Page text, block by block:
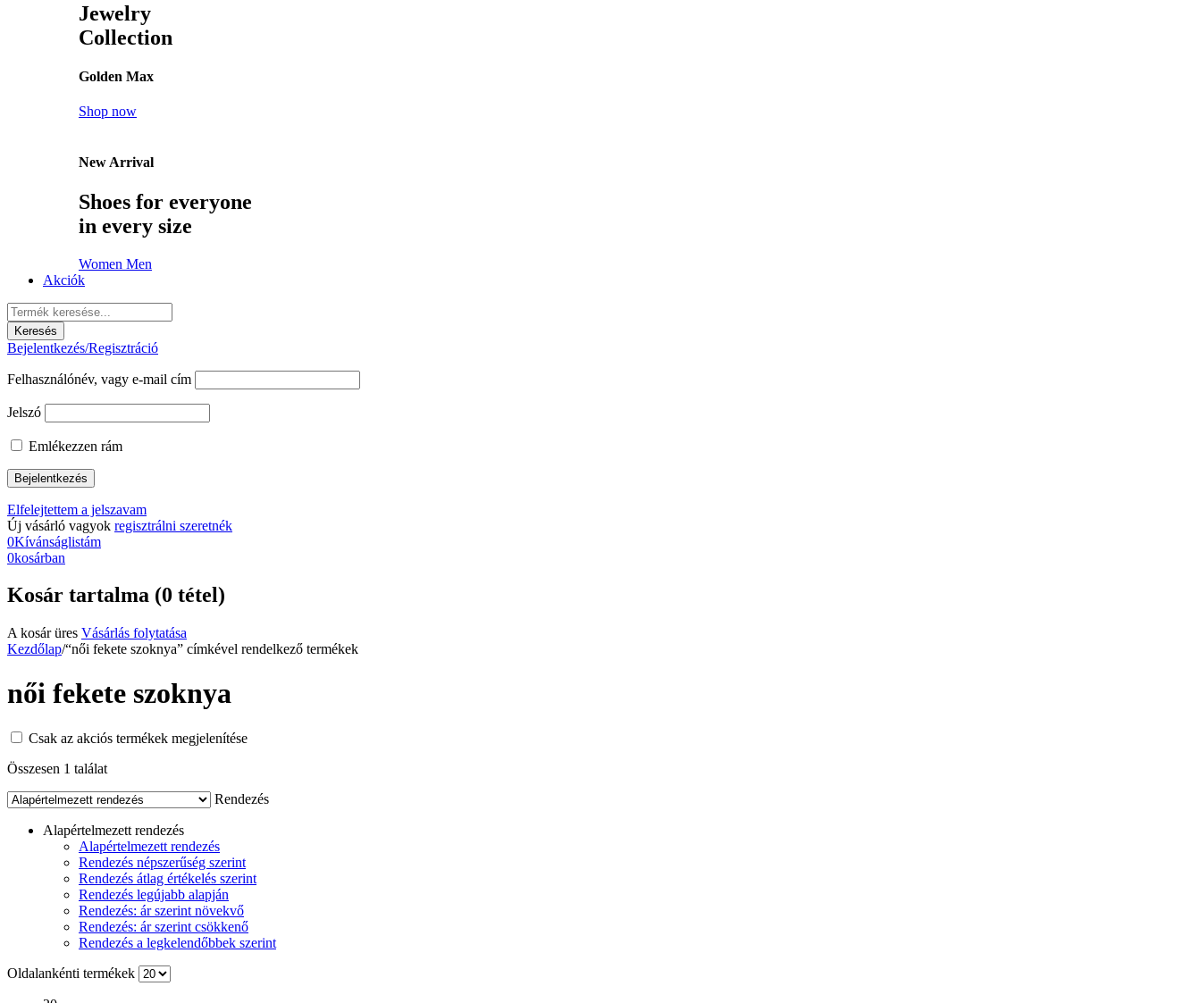
Jewelry
Collection
Golden Max
Shop now
New Arrival
Shoes for everyone
in every size
Women Men
Akciók
Bejelentkezés/Regisztráció
Felhasználónév, vagy e-mail cím
Jelszó
Emlékezzen rám
Elfelejtettem a jelszavam
Új vásárló vagyok regisztrálni szeretnék
0Kívánságlistám
0kosárban
Kosár tartalma (0 tétel)
A kosár üres Vásárlás folytatása
Kezdőlap/“női fekete szoknya” címkével rendelkező termékek
női fekete szoknya
Csak az akciós termékek megjelenítése
Összesen 1 találat
Rendezés
Alapértelmezett rendezés
Alapértelmezett rendezés
Rendezés népszerűség szerint
Rendezés átlag értékelés szerint
Rendezés legújabb alapján
Rendezés: ár szerint növekvő
Rendezés: ár szerint csökkenő
Rendezés a legkelendőbbek szerint
Oldalankénti termékek